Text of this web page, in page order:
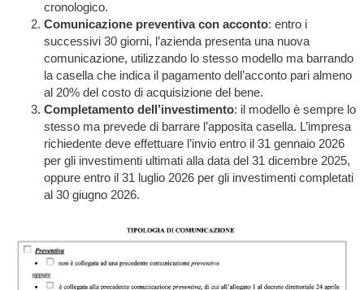
cronologico.
Comunicazione preventiva con acconto: entro i
successivi 30 giorni, l’azienda presenta una nuova
comunicazione, utilizzando lo stesso modello ma barrando
la casella che indica il pagamento dell’acconto pari almeno
al 20% del costo di acquisizione del bene.
Completamento dell’investimento: il modello è sempre lo
stesso ma prevede di barrare l’apposita casella. L’impresa
richiedente deve effettuare l’invio entro il 31 gennaio 2026
per gli investimenti ultimati alla data del 31 dicembre 2025,
oppure entro il 31 luglio 2026 per gli investimenti completati
al 30 giugno 2026.